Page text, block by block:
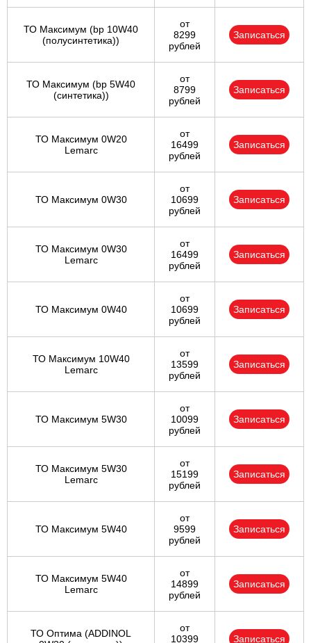
ТО Максимум (bp 10W40
(полусинтетика))
от
8299
рублей
Записаться
ТО Максимум (bp 5W40
(синтетика))
от
8799
рублей
Записаться
ТО Максимум 0W20
Lemarc
от
16499
рублей
Записаться
ТО Максимум 0W30
от
10699
рублей
Записаться
ТО Максимум 0W30
Lemarc
от
16499
рублей
Записаться
ТО Максимум 0W40
от
10699
рублей
Записаться
ТО Максимум 10W40
Lemarc
от
13599
рублей
Записаться
ТО Максимум 5W30
от
10099
рублей
Записаться
ТО Максимум 5W30
Lemarc
от
15199
рублей
Записаться
ТО Максимум 5W40
от
9599
рублей
Записаться
ТО Максимум 5W40
Lemarc
от
14899
рублей
Записаться
ТО Оптима (ADDINOL
от
10399
Записаться